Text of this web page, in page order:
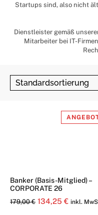
Startups sind, also nicht
Dienstleister gemäß
Mitarbeiter bei IT-
Banker (Basis-Mitglied) –
CORPORATE 26
179,00€ Ursprünglicher
134,25 € inkl.